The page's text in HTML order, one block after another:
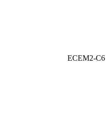
ECEM2-C6